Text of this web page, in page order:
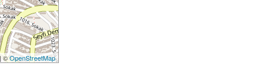
©OpenStreetMap